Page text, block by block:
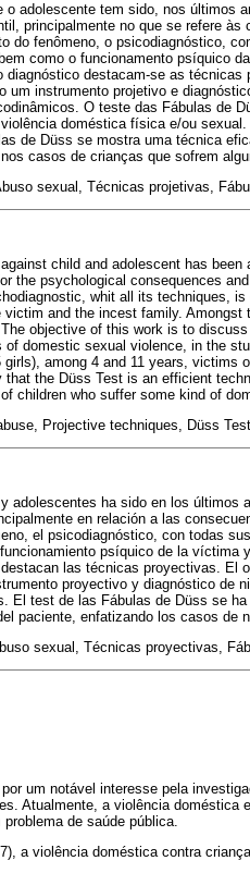
adolescente tem sido, nos últimos
principalmente no que se refere
do fenômeno, o psicodiagnóstico,
como o funcionamento psíquico
destacam-se as
um instrumento projetivo e
O teste das Fábulas de
doméstica física e/ou
de Düss se mostra uma técnica
casos de crianças que sofrem
sexual, Técnicas projetivas,
child and adolescent has
the psychological consequences
whit all its techniques,
and the incest family.
objective of this work is to
domestic sexual violence, in the
among 4 and 11 years, victims
the Düss Test is an efficient
children who suffer some kind of
Projective techniques, Düss
adolescentes ha sido en los últimos
en relación a las
el psicodiagnóstico, con todas
psíquico de la víctima
las técnicas proyectivas. El
proyectivo y diagnóstico de
El test de las Fábulas de Düss se
paciente, enfatizando los casos de
sexual, Técnicas proyectivas,
um notável interesse pela
Atualmente, a violência doméstica
de saúde pública.
a violência doméstica contra